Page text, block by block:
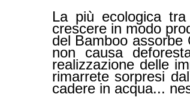
La più ecologica
crescere in modo
del Bamboo assorbe
non causa
realizzazione delle
rimarrete sorpresi
cadere in acqua...